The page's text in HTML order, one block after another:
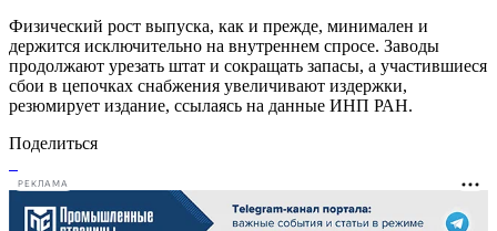
Физический рост выпуска, как и прежде, минимален и
держится исключительно на внутреннем спросе. Заводы
продолжают урезать штат и сокращать запасы, а участившиеся
сбои в цепочках снабжения увеличивают издержки,
резюмирует издание, ссылаясь на данные ИНП РАН.
Поделиться
РЕКЛАМА